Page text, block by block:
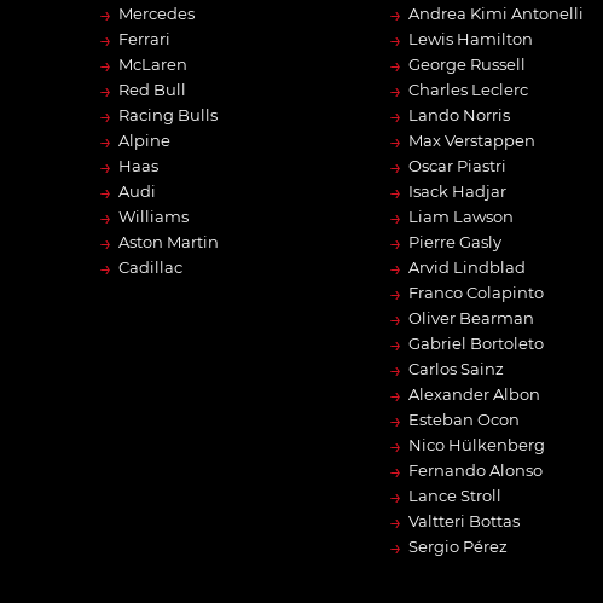
→ Mercedes
→ Ferrari
→ McLaren
→ Red Bull
→ Racing Bulls
→ Alpine
→ Haas
→ Audi
→ Williams
→ Aston Martin
→ Cadillac
→ Andrea Kimi Antonelli
→ Lewis Hamilton
→ George Russell
→ Charles Leclerc
→ Lando Norris
→ Max Verstappen
→ Oscar Piastri
→ Isack Hadjar
→ Liam Lawson
→ Pierre Gasly
→ Arvid Lindblad
→ Franco Colapinto
→ Oliver Bearman
→ Gabriel Bortoleto
→ Carlos Sainz
→ Alexander Albon
→ Esteban Ocon
→ Nico Hülkenberg
→ Fernando Alonso
→ Lance Stroll
→ Valtteri Bottas
→ Sergio Pérez